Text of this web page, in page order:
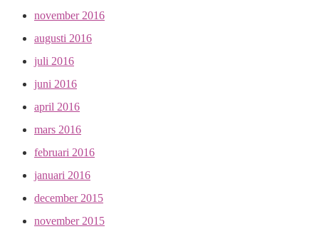
november 2016
augusti 2016
juli 2016
juni 2016
april 2016
mars 2016
februari 2016
januari 2016
december 2015
november 2015